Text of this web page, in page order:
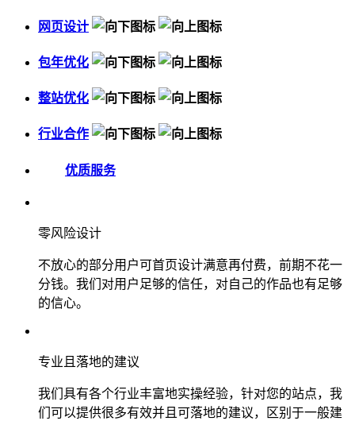
网页设计
包年优化
整站优化
行业合作
优质服务
零风险设计
不放心的部分用户可首页设计满意再付费，前期不花一
分钱。我们对用户足够的信任，对自己的作品也有足够
的信心。
专业且落地的建议
我们具有各个行业丰富地实操经验，针对您的站点，我
们可以提供很多有效并且可落地的建议，区别于一般建